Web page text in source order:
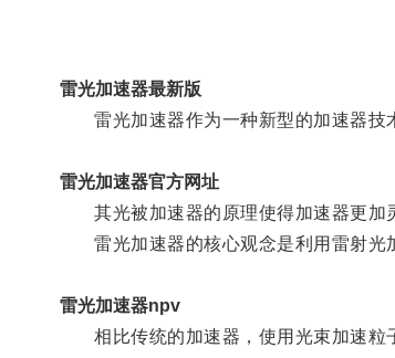
雷光加速器最新版
雷光加速器作为一种新型的加速器技
雷光加速器官方网址
其光被加速器的原理使得加速器更加
雷光加速器的核心观念是利用雷射光
雷光加速器npv
相比传统的加速器，使用光束加速粒